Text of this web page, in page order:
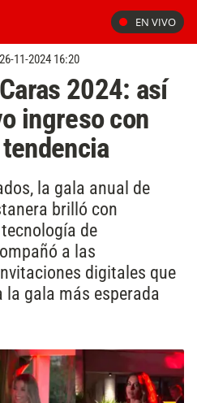
EN VIVO
26-11-2024 16:20
2024: así
ingreso con
la gala anual de
brilló con
de
a las
digitales que
gala más esperada